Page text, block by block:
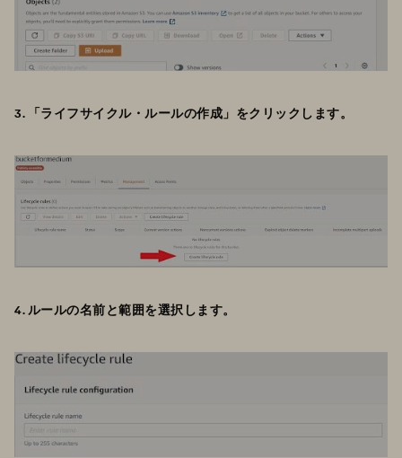
3. 「ライフサイクル・ルールの作成」をクリックします。
4. ルールの名前と範囲を選択します。